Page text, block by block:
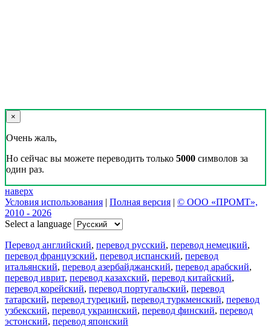
×
Очень жаль,
Но сейчас вы можете переводить только 5000 символов за
один раз.
наверх
Условия использования | Полная версия | © ООО «ПРОМТ»,
2010 - 2026
Select a language
Перевод английский, перевод русский, перевод немецкий,
перевод французский, перевод испанский, перевод
итальянский, перевод азербайджанский, перевод арабский,
перевод иврит, перевод казахский, перевод китайский,
перевод корейский, перевод португальский, перевод
татарский, перевод турецкий, перевод туркменский, перевод
узбекский, перевод украинский, перевод финский, перевод
эстонский, перевод японский